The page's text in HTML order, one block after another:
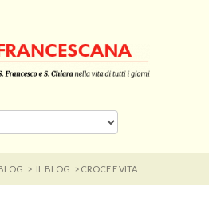
> IL BLOG > CROCE E VITA